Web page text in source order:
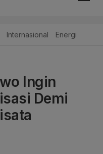
Internasional Energi
Ingin
Demi